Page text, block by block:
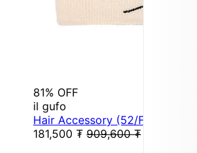
81% OFF
il gufo
Hair Accessory (52/FREE/White)
181,500 ₮ 909,600 ₮